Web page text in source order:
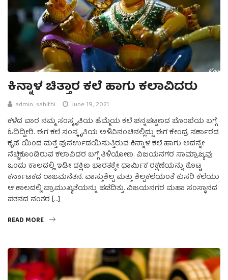
ಕಿನ್ನಾಳ ಚಿತ್ತಾರ ಕಲೆ ಹಾಗು ಕಲಾವಿದರು
admin_sahithi June 19, 2021
ಕಳೆದ ವಾರ ನಮ್ಮ ಸಂಸ್ಕೃತಿಯ ಹೆಮ್ಮೆಯ ಕಲೆ ಚನ್ನಪಟ್ಟಣದ ಬೊಂಬೆಯ ಬಗ್ಗೆ
ಓದಿದ್ದೀರಿ. ಈಗ ಕಲೆ ಸಂಸ್ಕೃತಿಯ ಅಳಿವಿನಂಚಿನಲ್ಲಿದ್ದು ಈಗ ಕೇಂದ್ರ ಸರ್ಕಾರದ
ಕೃಪೆ ಯಿಂದ ಮತ್ತೆ ಪುನರ್ಉದಯಿಸುತ್ತಿರುವ ಕಿನ್ನಾಳ ಕಲೆ ಹಾಗು ಅದನ್ನೇ
ನೆಚ್ಚಿಕೊಂಡಿರುವ ಕಲಾವಿದರ ಬಗ್ಗೆ ತಿಳಿಯೋಣ. ವಿಜಯನಗರ ಸಾಮ್ರಾಜ್ಯವು
ಒಂದು ಕಾಲದಲ್ಲಿ ಇಡೀ ದಕ್ಷಿಣ ಭಾರತಕ್ಕೇ ಧಾರ್ಮಿಕ ರಕ್ಷಣೆಯನ್ನು ಕೊಟ್ಟ
ಕರ್ನಾಟಕದ ರಾಜಮನೆತನ. ವಾಸ್ತುಶಿಲ್ಪ ಮತ್ತು ಶಿಲ್ಪಕಲೆಯಂತೆ ಕುಸರಿ ಕಲೆಯು
ಆ ಕಾಲದಲ್ಲಿ ಪ್ರಾಮುಖ್ಯತೆಯನ್ನು ಪಡೆದಿತ್ತು. ವಿಜಯನಗರ ಮಹಾ ಸಂಸ್ಥಾನದ
ಪತನದ ನಂತರ […]
READ MORE